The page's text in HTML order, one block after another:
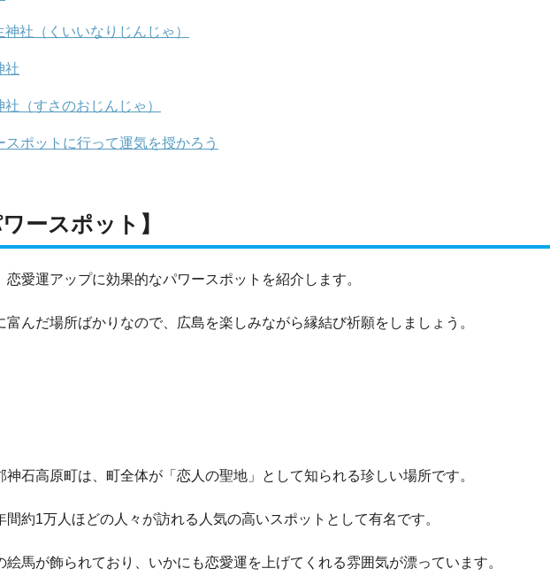
神社（くいいなりじんじゃ）
社
（すさのおじんじゃ）
スポットに行って運気を授かろう
ースポット】
愛運アップに効果的なパワースポットを紹介します。
んだ場所ばかりなので、広島を楽しみながら縁結び祈願をしましょう。
石高原町は、町全体が「恋人の聖地」として知られる珍しい場所です。
約1万人ほどの人々が訪れる人気の高いスポットとして有名です。
馬が飾られており、いかにも恋愛運を上げてくれる雰囲気が漂っています。